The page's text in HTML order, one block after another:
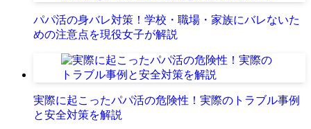
パパ活の身バレ対策！学校・職場・家族にバレないた
めの注意点を現役女子が解説
実際に起こったパパ活の危険性！実際のトラブル事例
と安全対策を解説